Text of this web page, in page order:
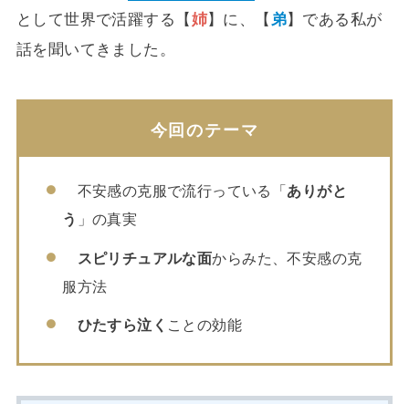
として世界で活躍する【姉】に、【弟】である私が
話を聞いてきました。
今回のテーマ
不安感の克服で流行っている「ありがと
う 」の真実
スピリチュアルな面からみた、不安感の克
服方法
ひたすら泣く ことの効能